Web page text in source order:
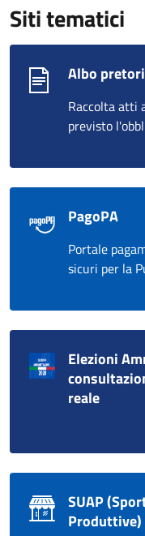
Siti tematici
Albo
Raccolta atti
previsto
PagoPA
Portale
sicuri per la
Elezioni
reale
SUAP
Produttive)